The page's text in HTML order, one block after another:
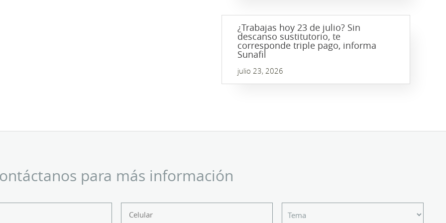
¿Trabajas hoy 23 de julio? Sin
descanso sustitutorio, te
corresponde triple pago, informa
Sunafil
julio 23, 2026
para más información